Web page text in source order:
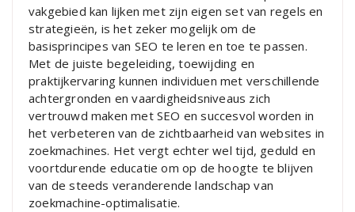
vakgebied kan lijken met zijn eigen set van regels en
strategieën, is het zeker mogelijk om de
basisprincipes van SEO te leren en toe te passen.
Met de juiste begeleiding, toewijding en
praktijkervaring kunnen individuen met verschillende
achtergronden en vaardigheidsniveaus zich
vertrouwd maken met SEO en succesvol worden in
het verbeteren van de zichtbaarheid van websites in
zoekmachines. Het vergt echter wel tijd, geduld en
voortdurende educatie om op de hoogte te blijven
van de steeds veranderende landschap van
zoekmachine-optimalisatie.